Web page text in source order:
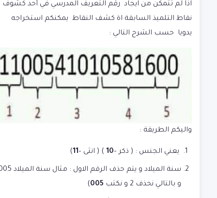
اذا لم تتمكن من ايجاد رقم التعريف المدرسي في أحد كشوف
نقاط التلميذ السابقة اة كشف النقاط يمكنكم استخراجه
يدويا حسب الشرح التالي :
واليكم الطريقة :
يعني الجنس : ( ذكر –10 ) ( انثى –11
)
سنة الميلاد و يتم حذف الرقم الاول
و بالتالي نحذف 2 و نكتب
005
)